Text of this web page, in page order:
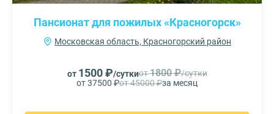
Пансионат для пожилых «Красногорск»
Московская область, Красногорский район
от 1500 ₽/суткиот1800 ₽/сутки
от 37500 ₽от 45000 ₽за месяц